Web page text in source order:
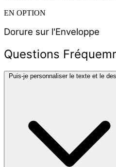
EN OPTION
Dorure sur l'Enveloppe
Questions
Puis-je personnaliser le texte et le